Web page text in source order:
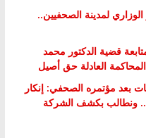
لمدينة الصحفيين..
قضية الدكتور محمد
العادلة حق أصيل
بعد مؤتمره الصحفي: إنكار
ونطالب بكشف الشركة